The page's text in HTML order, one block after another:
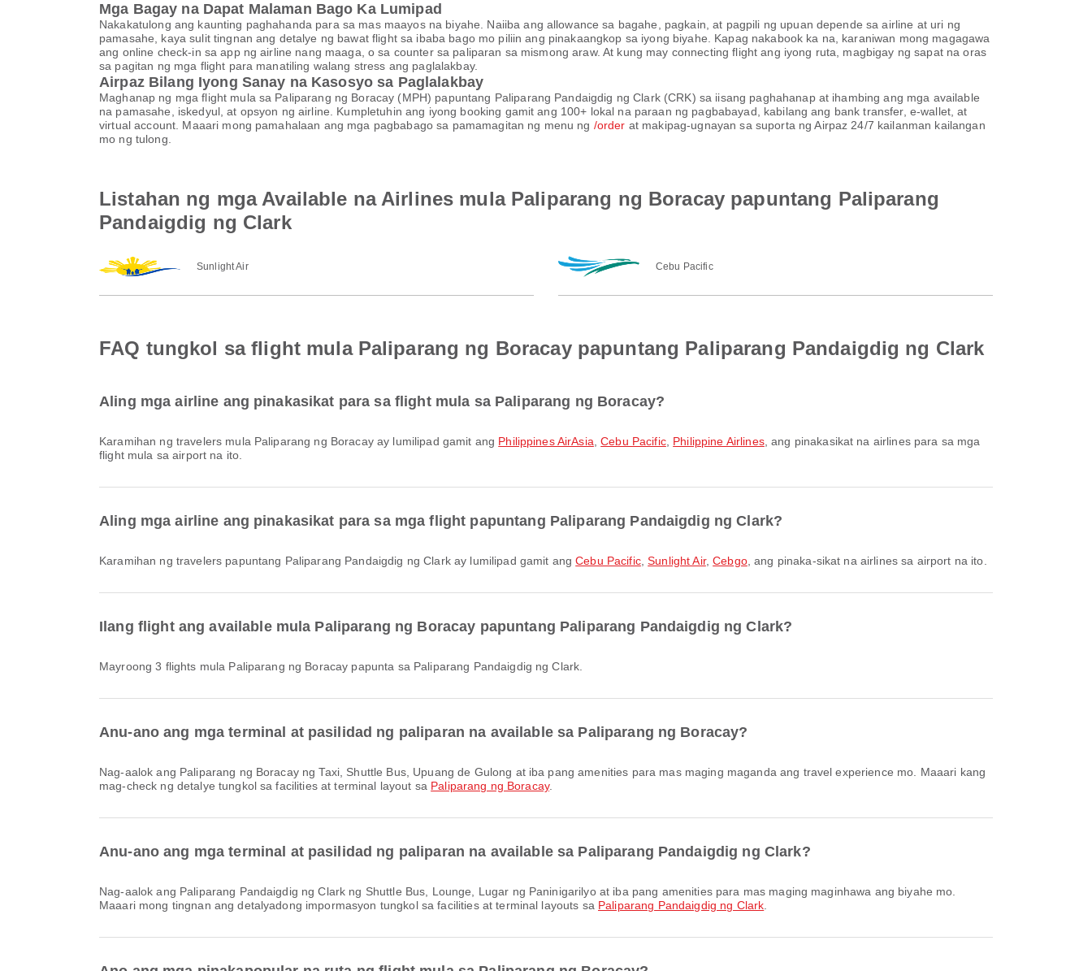
Mga Bagay na Dapat Malaman Bago Ka Lumipad
Nakakatulong ang kaunting paghahanda para sa mas maayos na biyahe. Naiiba ang allowance sa bagahe, pagkain, at pagpili ng upuan depende sa airline at uri ng
pamasahe, kaya sulit tingnan ang detalye ng bawat flight sa ibaba bago mo piliin ang pinakaangkop sa iyong biyahe. Kapag nakabook ka na, karaniwan mong magagawa
ang online check-in sa app ng airline nang maaga, o sa counter sa paliparan sa mismong araw. At kung may connecting flight ang iyong ruta, magbigay ng sapat na oras
sa pagitan ng mga flight para manatiling walang stress ang paglalakbay.
Airpaz Bilang Iyong Sanay na Kasosyo sa Paglalakbay
Maghanap ng mga flight mula sa Paliparang ng Boracay (MPH) papuntang Paliparang Pandaigdig ng Clark (CRK) sa iisang paghahanap at ihambing ang mga available
na pamasahe, iskedyul, at opsyon ng airline. Kumpletuhin ang iyong booking gamit ang 100+ lokal na paraan ng pagbabayad, kabilang ang bank transfer, e-wallet, at
virtual account. Maaari mong pamahalaan ang mga pagbabago sa pamamagitan ng menu ng /order at makipag-ugnayan sa suporta ng Airpaz 24/7 kailanman kailangan
mo ng tulong.
Listahan ng mga Available na Airlines mula Paliparang ng Boracay papuntang Paliparang
Pandaigdig ng Clark
Sunlight Air Cebu Pacific
FAQ tungkol sa flight mula Paliparang ng Boracay papuntang Paliparang Pandaigdig ng Clark
Aling mga airline ang pinakasikat para sa flight mula sa Paliparang ng Boracay?
Karamihan ng travelers mula Paliparang ng Boracay ay lumilipad gamit ang Philippines AirAsia ,Cebu Pacific, Philippine Airlines, ang pinakasikat na airlines para sa mga
flight mula sa airport na ito.
Aling mga airline ang pinakasikat para sa mga flight papuntang Paliparang Pandaigdig ng Clark?
Karamihan ng travelers papuntang Paliparang Pandaigdig ng Clark ay lumilipad gamit angCebu Pacific,Sunlight Air,Cebgo, ang pinaka-sikat na airlines sa airport na ito.
Ilang flight ang available mula Paliparang ng Boracay papuntang Paliparang Pandaigdig ng Clark?
Mayroong 3 flights mula Paliparang ng Boracay papunta sa Paliparang Pandaigdig ng Clark.
Anu-ano ang mga terminal at pasilidad ng paliparan na available sa Paliparang ng Boracay?
Nag-aalok ang Paliparang ng Boracay ng Taxi, Shuttle Bus, Upuang de Gulong at iba pang amenities para mas maging maganda ang travel experience mo. Maaari kang
mag-check ng detalye tungkol sa facilities at terminal layout sa Paliparang ng Boracay.
Anu-ano ang mga terminal at pasilidad ng paliparan na available sa Paliparang Pandaigdig ng Clark?
Nag-aalok ang Paliparang Pandaigdig ng Clark ng Shuttle Bus, Lounge, Lugar ng Paninigarilyo at iba pang amenities para mas maging maginhawa ang biyahe mo.
Maaari mong tingnan ang detalyadong impormasyon tungkol sa facilities at terminal layouts sa Paliparang Pandaigdig ng Clark